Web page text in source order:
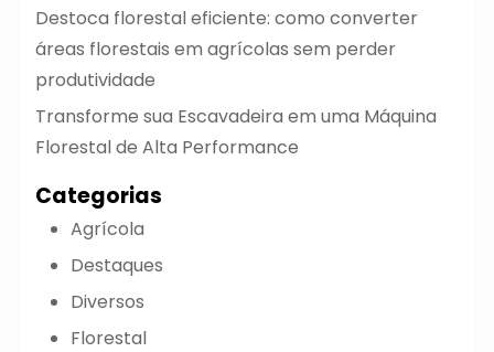
Destoca florestal eficiente: como converter
áreas florestais em agrícolas sem perder
produtividade
Transforme sua Escavadeira em uma Máquina
Florestal de Alta Performance
Categorias
Agrícola
Destaques
Diversos
Florestal